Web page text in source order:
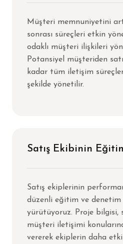
Müşteri memnuniyetini
sonrası süreçleri etkin
odaklı müşteri ilişkileri
Potansiyel müşteriden
kadar tüm iletişim
şekilde yönetilir.
Satış Ekibinin
Satış ekiplerinin
düzenli eğitim ve denetim
yürütüyoruz. Proje bilgisi,
müşteri iletişimi
vererek ekiplerin daha